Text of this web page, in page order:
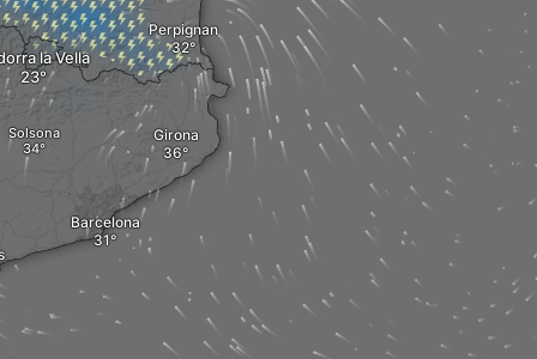
Perpignan
Girona
la Vella
Solsona
Barcelona